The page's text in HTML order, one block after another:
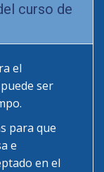
curso de
el
ser
para que
e
en el